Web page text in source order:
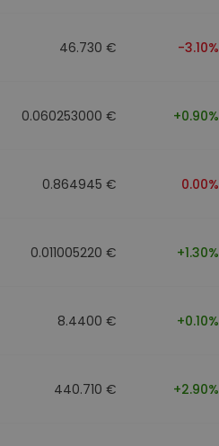
46.730 € -3.10%
0.060253000 € +0.90%
0.864945 € 0.00%
0.011005220 € +1.30%
8.4400 € +0.10%
440.710 € +2.90%